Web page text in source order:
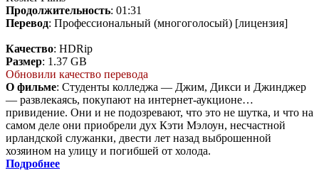
Продолжительность: 01:31
Перевод: Профессиональный (многоголосый) [лицензия]
Качество: HDRip
Размер: 1.37 GB
Обновили качество перевода
О фильме: Студенты колледжа — Джим, Дикси и Джинджер
— развлекаясь, покупают на интернет-аукционе…
привидение. Они и не подозревают, что это не шутка, и что на
самом деле они приобрели дух Кэти Мэлоун, несчастной
ирландской служанки, двести лет назад выброшенной
хозяином на улицу и погибшей от холода.
Подробнее